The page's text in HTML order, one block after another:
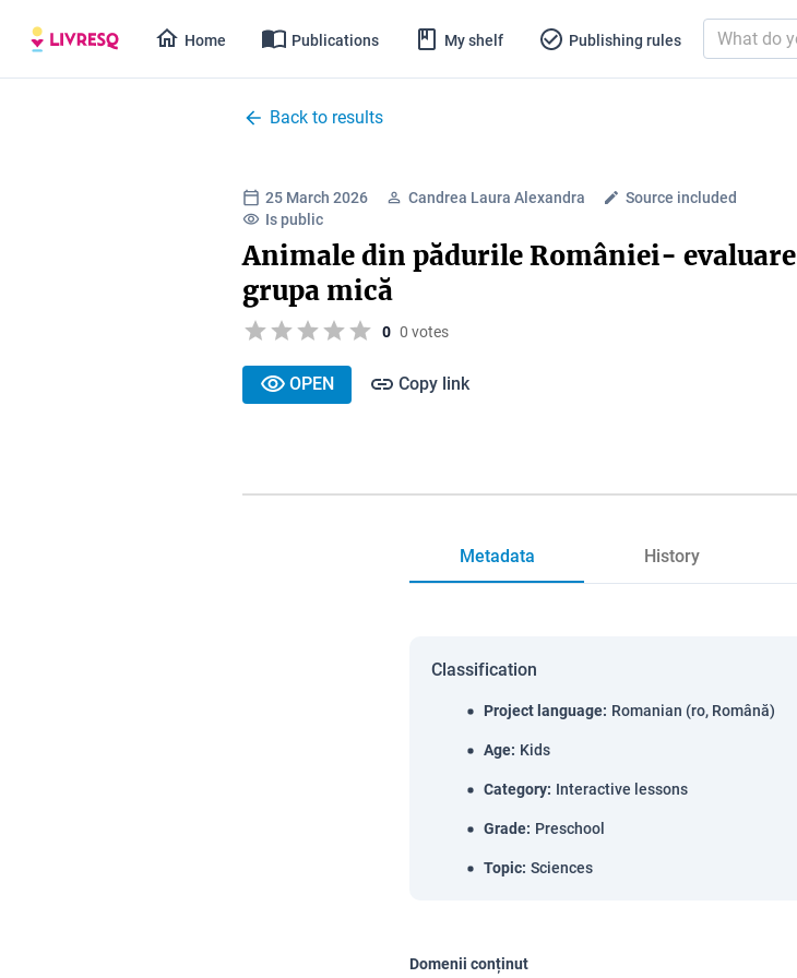
Home Publications My shelf Publishing rules
Back to results
25 March 2026 Candrea Laura Alexandra
Source included
Is public
Animale din pădurile României- evaluare
grupa mică
0 0 votes
OPEN Copy link
Metadata History
Classification
Project language: Romanian (ro, Română)
Age: Kids
Category: Interactive lessons
Grade: Preschool
Topic: Sciences
Domenii conținut